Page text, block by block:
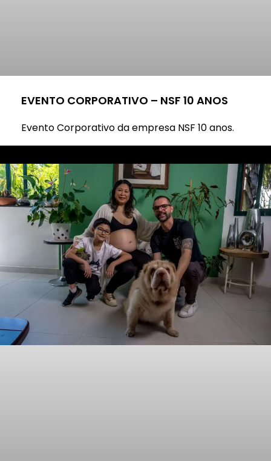
EVENTO CORPORATIVO – NSF 10 ANOS
Evento Corporativo da empresa NSF 10 anos.